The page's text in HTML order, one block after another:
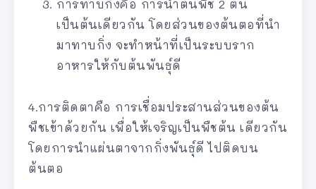
การทาบกิ่งคือ การนำต้นพืช 2 ต้น
เป็นต้นเดียวกัน โดยส่วนของต้นตอที่นำ
มาทาบกิ่ง จะทำหน้าที่เป็นระบบราก
อาหารให้กับต้นพันธุ์ดี
4.การติดตาคือ การเชื่อมประสานส่วนของต้น
พืชเข้าด้วยกัน เพื่อให้เจริญเป็นพืชต้น เดียวกัน
โดยการนำแผ่นตาจากกิ่งพันธุ์ดี ไปติดบน
ต้นตอ